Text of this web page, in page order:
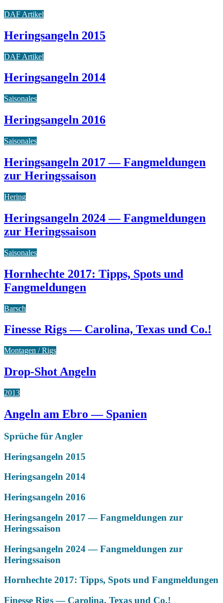
DAF Artikel
Heringsangeln 2015
DAF Artikel
Heringsangeln 2014
Saisonales
Heringsangeln 2016
Saisonales
Heringsangeln 2017 — Fangmeldungen
zur Heringssaison
Hering
Heringsangeln 2024 — Fangmeldungen
zur Heringssaison
Saisonales
Hornhechte 2017: Tipps, Spots und
Fangmeldungen
Barsch
Finesse Rigs — Carolina, Texas und Co.!
Montagen / Rigs
Drop-Shot Angeln
2013
Angeln am Ebro — Spanien
Sprüche für Angler
Heringsangeln 2015
Heringsangeln 2014
Heringsangeln 2016
Heringsangeln 2017 — Fangmeldungen zur
Heringssaison
Heringsangeln 2024 — Fangmeldungen zur
Heringssaison
Hornhechte 2017: Tipps, Spots und Fangmeldungen
Finesse Rigs — Carolina, Texas und Co.!